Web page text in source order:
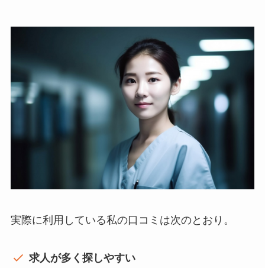
実際に利用している私の口コミは次のとおり。
求人が多く探しやすい